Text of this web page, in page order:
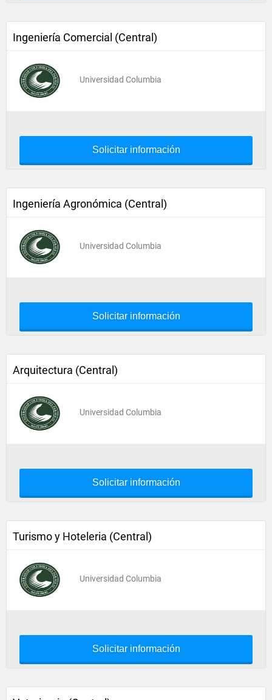
Ingeniería Comercial (Central)
Universidad Columbia
Solicitar información
Ingeniería Agronómica (Central)
Universidad Columbia
Solicitar información
Arquitectura (Central)
Universidad Columbia
Solicitar información
Turismo y Hoteleria (Central)
Universidad Columbia
Solicitar información